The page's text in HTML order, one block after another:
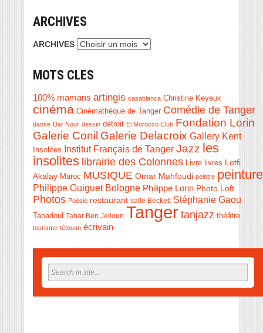
ARCHIVES
ARCHIVES
MOTS CLES
100% mamans artingis casablanca Christine Keyeux
cinéma Cinémathèque de Tanger Comédie de Tanger
danse Dar Nour dessin détroit El Morocco Club Fondation Lorin
Galerie Conil Galerie Delacroix Gallery Kent
Insolites Institut Français de Tanger Jazz les
insolites librairie des Colonnes Livre livres
Lotfi
Akalay Maroc MUSIQUE Omar Mahfoudi peintre peinture
Philippe Guiguet Bologne Philippe Lorin Photo Loft
Photos Poésie restaurant salle Beckett Stéphanie Gaou
Tabadoul Tahar Ben Jelloun Tanger tanjazz théâtre
tourisme tétouan écrivain